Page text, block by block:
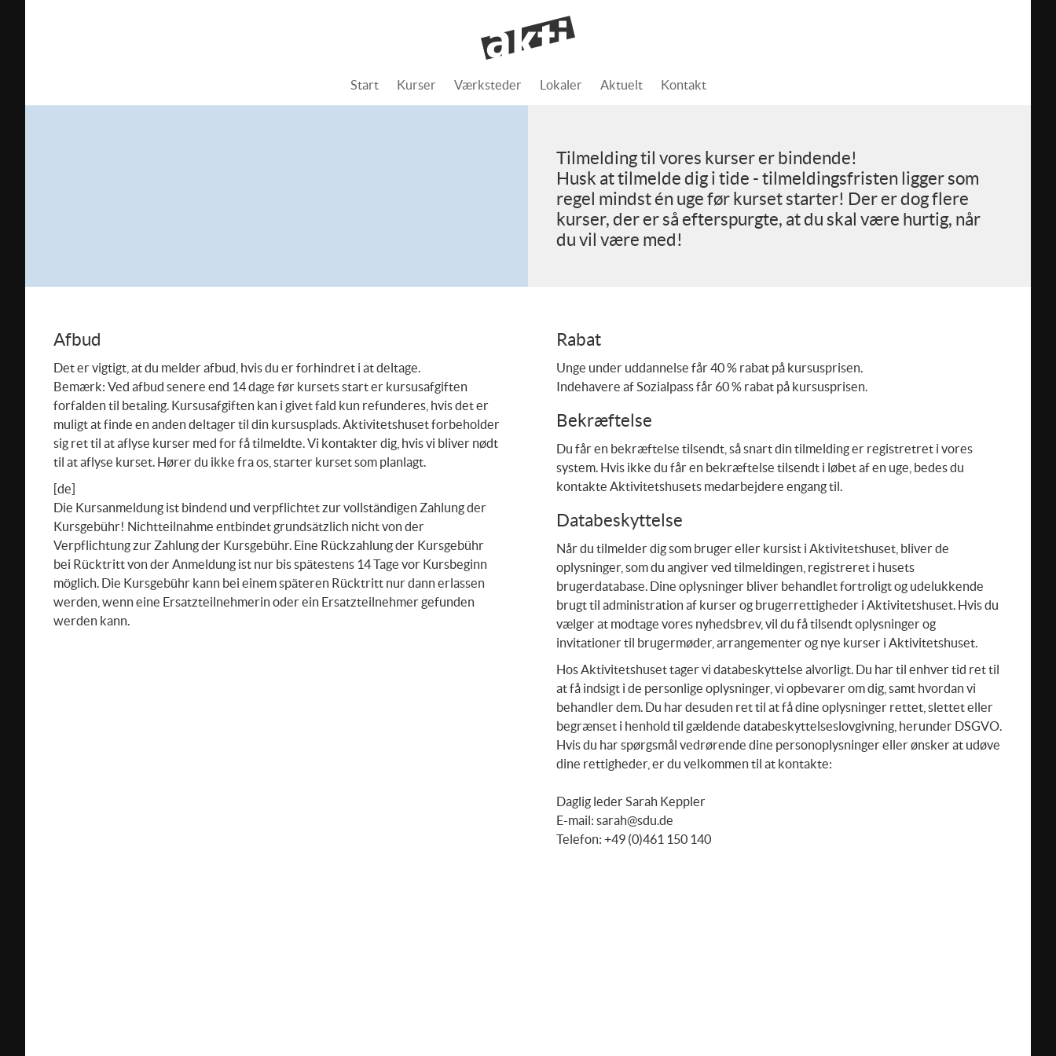
Start Kurser Værksteder Lokaler Aktuelt Kontakt
Tilmelding til vores kurser er bindende!
Husk at tilmelde dig i tide - tilmeldingsfristen ligger som
regel mindst én uge før kurset starter! Der er dog flere
kurser, der er så efterspurgte, at du skal være hurtig, når
du vil være med!
Afbud
Det er vigtigt, at du melder afbud, hvis du er forhindret i at deltage.
Bemærk: Ved afbud senere end 14 dage før kursets start er kursusafgiften
forfalden til betaling. Kursusafgiften kan i givet fald kun refunderes, hvis det er
muligt at finde en anden deltager til din kursusplads. Aktivitetshuset forbeholder
sig ret til at aflyse kurser med for få tilmeldte. Vi kontakter dig, hvis vi bliver nødt
til at aflyse kurset. Hører du ikke fra os, starter kurset som planlagt.
[de]
Die Kursanmeldung ist bindend und verpflichtet zur vollständigen Zahlung der
Kursgebühr! Nichtteilnahme entbindet grundsätzlich nicht von der
Verpflichtung zur Zahlung der Kursgebühr. Eine Rückzahlung der Kursgebühr
bei Rücktritt von der Anmeldung ist nur bis spätestens 14 Tage vor Kursbeginn
möglich. Die Kursgebühr kann bei einem späteren Rücktritt nur dann erlassen
werden, wenn eine Ersatzteilnehmerin oder ein Ersatzteilnehmer gefunden
werden kann.
Rabat
Unge under uddannelse får 40 % rabat på kursusprisen.
Indehavere af Sozialpass får 60 % rabat på kursusprisen.
Bekræftelse
Du får en bekræftelse tilsendt, så snart din tilmelding er registretret i vores
system. Hvis ikke du får en bekræftelse tilsendt i løbet af en uge, bedes du
kontakte Aktivitetshusets medarbejdere engang til.
Databeskyttelse
Når du tilmelder dig som bruger eller kursist i Aktivitetshuset, bliver de
oplysninger, som du angiver ved tilmeldingen, registreret i husets
brugerdatabase. Dine oplysninger bliver behandlet fortroligt og udelukkende
brugt til administration af kurser og brugerrettigheder i Aktivitetshuset. Hvis du
vælger at modtage vores nyhedsbrev, vil du få tilsendt oplysninger og
invitationer til brugermøder, arrangementer og nye kurser i Aktivitetshuset.
Hos Aktivitetshuset tager vi databeskyttelse alvorligt. Du har til enhver tid ret til
at få indsigt i de personlige oplysninger, vi opbevarer om dig, samt hvordan vi
behandler dem. Du har desuden ret til at få dine oplysninger rettet, slettet eller
begrænset i henhold til gældende databeskyttelseslovgivning, herunder DSGVO.
Hvis du har spørgsmål vedrørende dine personoplysninger eller ønsker at udøve
dine rettigheder, er du velkommen til at kontakte:
Daglig leder Sarah Keppler
E-mail: sarah@sdu.de
Telefon: +49 (0)461 150 140